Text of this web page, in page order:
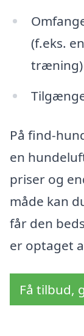
(f.eks.
træning)
På find-
en
priser og
måde kan
får den
er optaget
Få tilbud,